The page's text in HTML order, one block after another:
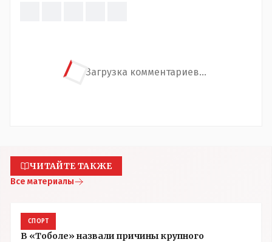
Загрузка комментариев...
ЧИТАЙТЕ ТАКЖЕ
Все материалы
СПОРТ
В «Тоболе» назвали причины крупного